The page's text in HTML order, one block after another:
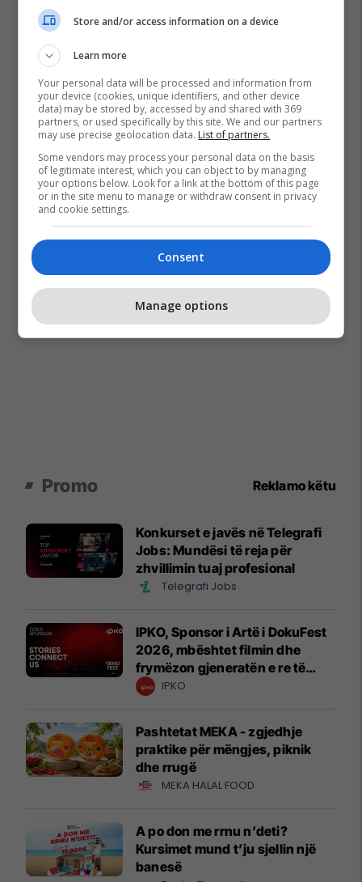
Promo Reklamo këtu
Konkurset e javës në Telegrafi
Jobs: Mundësi të reja për
zhvillimin tuaj profesional
Telegrafi Jobs
IPKO, Sponsor i Artë i DokuFest
2026, mbështet filmin dhe
frymëzon gjeneratën e re të
krijuesve
IPKO
Pashtetat MEKA - zgjedhje
praktike për mëngjes, piknik
dhe rrugë
MEKA HALAL FOOD
A po don me rrnu n’deti?
Kursimet mund t’ju sjellin një
banesë
Store and/or access information on a device
Learn more
Your personal data will be processed and information from
your device (cookies, unique identifiers, and other device
data) may be stored by, accessed by and shared with 369
partners, or used specifically by this site. We and our partners
may use precise geolocation data. List of partners.
Some vendors may process your personal data on the basis
of legitimate interest, which you can object to by managing
your options below. Look for a link at the bottom of this page
or in the site menu to manage or withdraw consent in privacy
and cookie settings.
Consent
Manage options